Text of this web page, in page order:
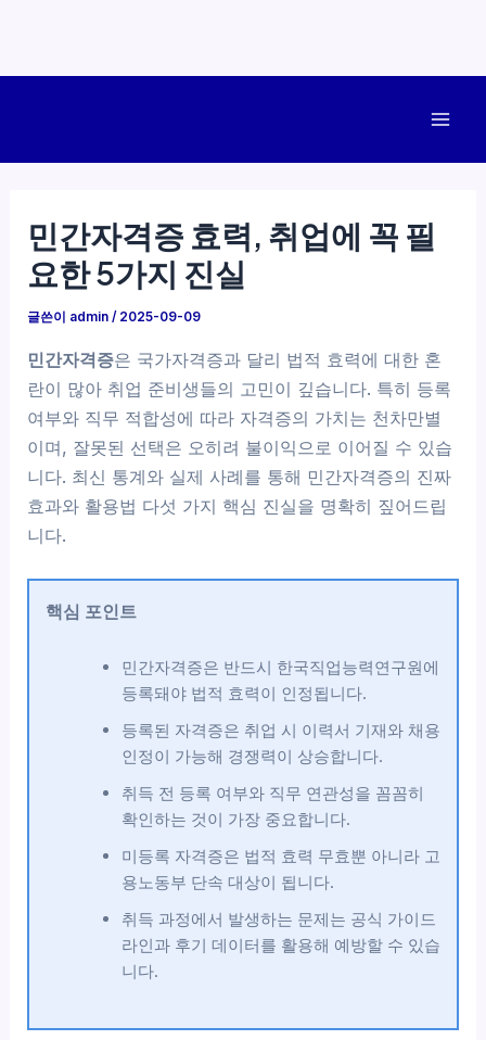
민간자격증 효력, 취업에 꼭 필
요한 5가지 진실
글쓴이 admin/ 2025-09-09
민간자격증은 국가자격증과 달리 법적 효력에 대한 혼
란이 많아 취업 준비생들의 고민이 깊습니다. 특히 등록
여부와 직무 적합성에 따라 자격증의 가치는 천차만별
이며, 잘못된 선택은 오히려 불이익으로 이어질 수 있습
니다. 최신 통계와 실제 사례를 통해 민간자격증의 진짜
효과와 활용법 다섯 가지 핵심 진실을 명확히 짚어드립
니다.
핵심 포인트
민간자격증은 반드시 한국직업능력연구원에
등록돼야 법적 효력이 인정됩니다.
등록된 자격증은 취업 시 이력서 기재와 채용
인정이 가능해 경쟁력이 상승합니다.
취득 전 등록 여부와 직무 연관성을 꼼꼼히
확인하는 것이 가장 중요합니다.
미등록 자격증은 법적 효력 무효뿐 아니라 고
용노동부 단속 대상이 됩니다.
취득 과정에서 발생하는 문제는 공식 가이드
라인과 후기 데이터를 활용해 예방할 수 있습
니다.